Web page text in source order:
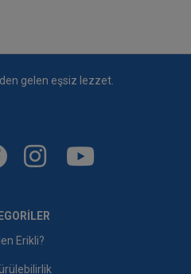
gelen eşsiz lezzet.
Erikli?